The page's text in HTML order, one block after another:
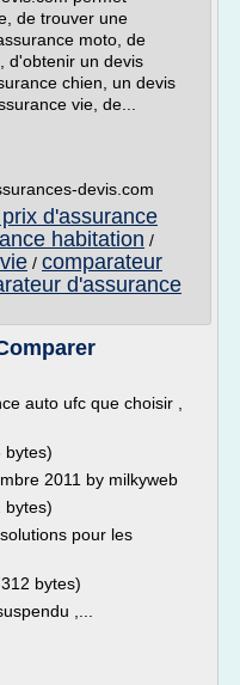
de trouver une
moto, de
d'obtenir un devis
chien, un devis
vie, de...
devis.com
d'assurance
habitation /
/ comparateur
d'assurance
auto ufc que choisir ,
bytes)
2011 by milkyweb
bytes)
pour les
bytes)
,...